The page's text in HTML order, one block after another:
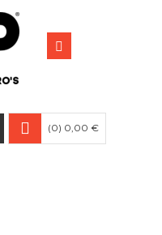
(0) 0,00 €